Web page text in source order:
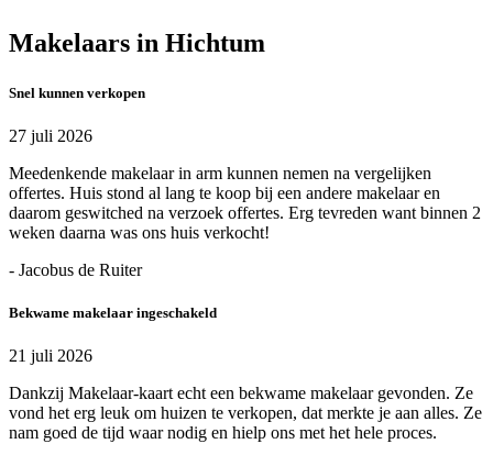
Makelaars in Hichtum
Snel kunnen verkopen
27 juli 2026
Meedenkende makelaar in arm kunnen nemen na vergelijken
offertes. Huis stond al lang te koop bij een andere makelaar en
daarom geswitched na verzoek offertes. Erg tevreden want binnen 2
weken daarna was ons huis verkocht!
- Jacobus de Ruiter
Bekwame makelaar ingeschakeld
21 juli 2026
Dankzij Makelaar-kaart echt een bekwame makelaar gevonden. Ze
vond het erg leuk om huizen te verkopen, dat merkte je aan alles. Ze
nam goed de tijd waar nodig en hielp ons met het hele proces.